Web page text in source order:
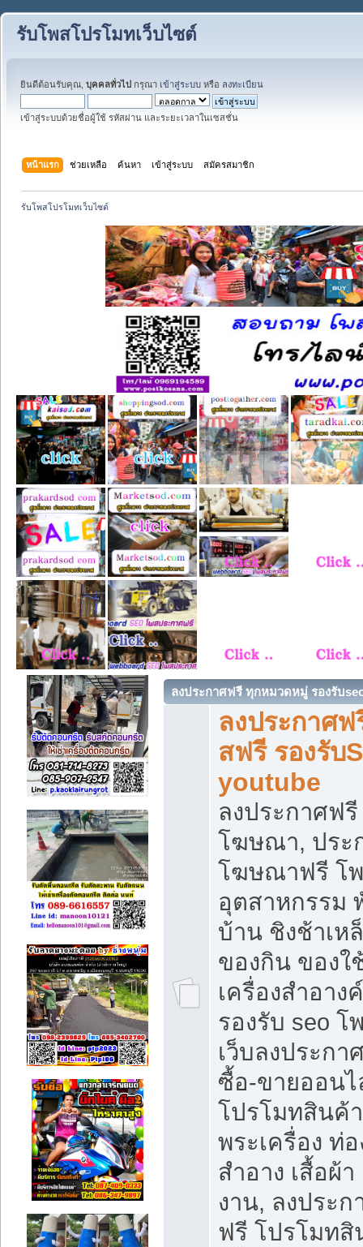
รับโพสโปรโมทเว็บไซต์
ยินดีต้อนรับคุณ, บุคคลทั่วไป กรุณา เข้าสู่ระบบ หรือ ลงทะเบียน
เข้าสู่ระบบด้วยชื่อผู้ใช้ รหัสผ่าน และระยะเวลาในเซสชั่น
หน้าแรก ช่วยเหลือ ค้นหา เข้าสู่ระบบ สมัครสมาชิก
รับโพสโปรโมทเว็บไซต์
ลงประกาศฟรี ทุกหมวดหมู่ รองรับ
ลงประกาศ
สฟรี รองรับ
youtube
ลงประกาศฟ
โฆษณา, ประ
โฆษณาฟรี โ
อุตสาหกรรม
บ้าน ชิงช้าเห
ของกิน ของใ
เครื่องสำอา
รองรับ seo โ
เว็บลงประก
ซื้อ-ขายออน
โปรโมทสินค้
พระเครื่อง ท่อ
สำอาง เสื้อผ้
งาน, ลงประ
ฟรี โปรโมท